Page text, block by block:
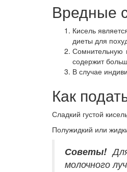
Вредные
Кисель
диеты для
Сомнительную
содержит
В случае
Как
Сладкий густой
Полужидкий или
Советы!Для
молочного